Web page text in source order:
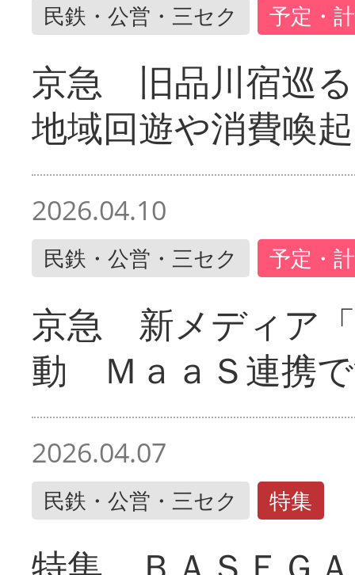
民鉄・公営・三セク 予定・
京急 旧品川宿巡
地域回遊や消費喚起
2026.04.10
民鉄・公営・三セク 予定・
京急 新メディア
動 ＭａａＳ連携
2026.04.07
民鉄・公営・三セク 特集